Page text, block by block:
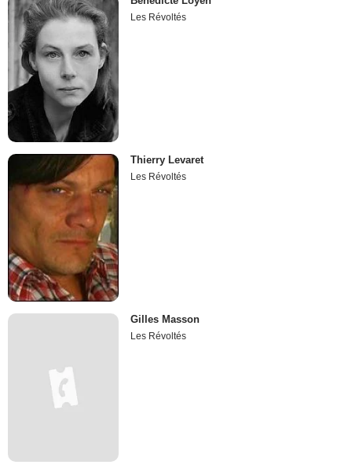
Les Révoltés
Thierry Levaret
Les Révoltés
Gilles Masson
Les Révoltés